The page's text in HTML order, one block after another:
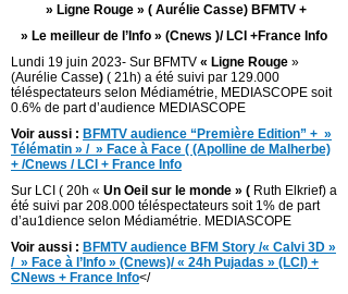
» Ligne Rouge » ( Aurélie Casse) BFMTV +
» Le meilleur de l’Info » (Cnews )/ LCI +France Info
Lundi 19 juin 2023- Sur BFMTV « Ligne Rouge »
(Aurélie Casse) ( 21h) a été suivi par 129.000
téléspectateurs selon Médiamétrie, MEDIASCOPE soit
0.6% de part d’audience MEDIASCOPE
Voir aussi : BFMTV audience “Première Edition” + »
Télématin » / » Face à Face ( (Apolline de Malherbe)
+ /Cnews / LCI + France Info
Sur LCI ( 20h « Un Oeil sur le monde » ( Ruth Elkrief) a
été suivi par 208.000 téléspectateurs soit 1% de part
d’au1dience selon Médiamétrie. MEDIASCOPE
Voir aussi : BFMTV audience BFM Story /« Calvi 3D »
/ » Face à l’Info » (Cnews)/ « 24h Pujadas » (LCI) +
CNews + France Info</